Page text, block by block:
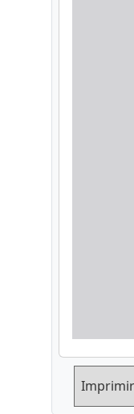
Imprimir